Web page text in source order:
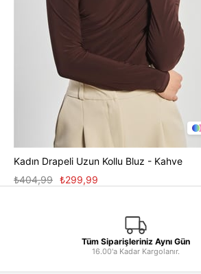
Kadın Drapeli Uzun Kollu Bluz - Kahve
₺299,99
₺404,99
Tüm Siparişleriniz Aynı Gün
16.00'a Kadar Kargolanır.